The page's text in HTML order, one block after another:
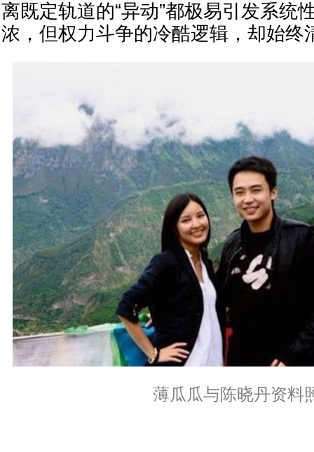
离既定轨道的“异动”都极易引发系统
浓，但权力斗争的冷酷逻辑，却始终
薄瓜瓜与陈晓丹资料